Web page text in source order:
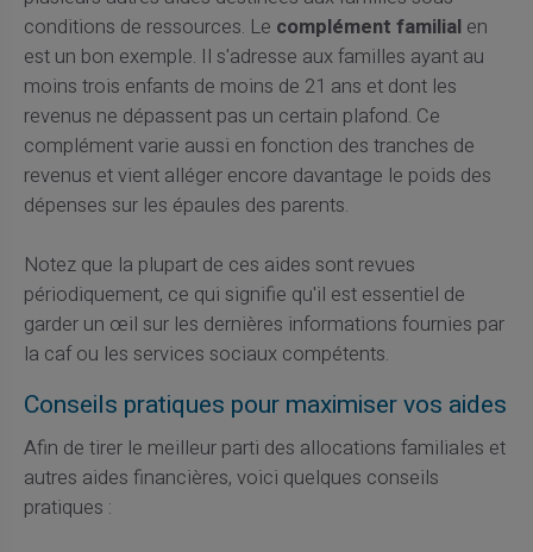
conditions de ressources. Le complément familialen
est un bon exemple. Il s'adresse aux familles ayant au
moins trois enfants de moins de 21 ans et dont les
revenus ne dépassent pas un certain plafond. Ce
complément varie aussi en fonction des tranches de
revenus et vient alléger encore davantage le poids des
dépenses sur les épaules des parents.
Notez que la plupart de ces aides sont revues
périodiquement, ce qui signifie qu'il est essentiel de
garder un œil sur les dernières informations fournies par
la caf ou les services sociaux compétents.
Conseils pratiques pour maximiser vos aides
Afin de tirer le meilleur parti des allocations familiales et
autres aides financières, voici quelques conseils
pratiques :